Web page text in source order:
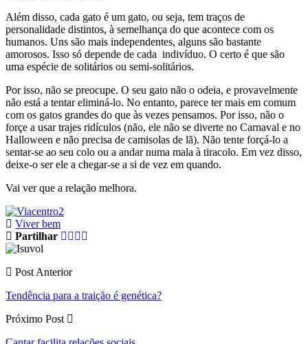
Além disso, cada gato é um gato, ou seja, tem traços de
personalidade distintos, à semelhança do que acontece com os
humanos. Uns são mais independentes, alguns são bastante
amorosos. Isso só depende de cada indivíduo. O certo é que são
uma espécie de solitários ou semi-solitários.
Por isso, não se preocupe. O seu gato não o odeia, e provavelmente
não está a tentar eliminá-lo. No entanto, parece ter mais em comum
com os gatos grandes do que às vezes pensamos. Por isso, não o
forçe a usar trajes ridículos (não, ele não se diverte no Carnaval e no
Halloween e não precisa de camisolas de lã). Não tente forçá-lo a
sentar-se ao seu colo ou a andar numa mala à tiracolo. Em vez disso,
deixe-o ser ele a chegar-se a si de vez em quando.
Vai ver que a relação melhora.
Viver bem
Partilhar
Post Anterior
Tendência para a traição é genética?
Próximo Post